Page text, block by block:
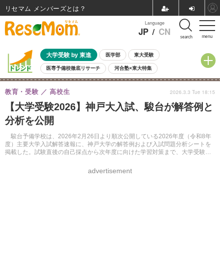
menu
Language
JP / CN search
大学受験 by 東進 医学部 東大受験
医専予備校徹底リサーチ 河合塾×東大特集
親子で考える大学選び 高校受験 中学受験 小学校受験
共通テスト 夏休み
8月開催イベント・WS 全国公立高校 過去問 人気記事
自由研究教材（小学生向け）
【大学受験2026】神戸大入試、駿台が解答例と
分析を公開
駿台予備学校は、2026年2月26日より順次公開している2026年度（令和8年
度）主要大学入試解答速報に、神戸大学の解答例および入試問題分析シートを
掲載した。試験直後の自己採点から次年度に向けた学習対策まで、大学受験を
教育・受験 高校生
advertisement
2026.3.3 Tue 18:15
リセマム メンバーズ